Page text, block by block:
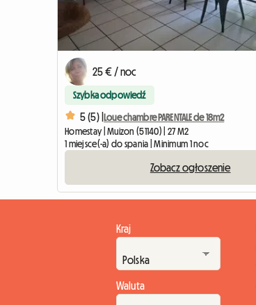
25 € / noc
Szybka odpowiedź
5 (5) |Loue chambre PARENTALE de 18m2
Homestay | Muizon (51140) | 27 M2
1 miejsce(-a) do spania | Minimum 1 noc
Zobacz ogłoszenie
Kraj
Waluta